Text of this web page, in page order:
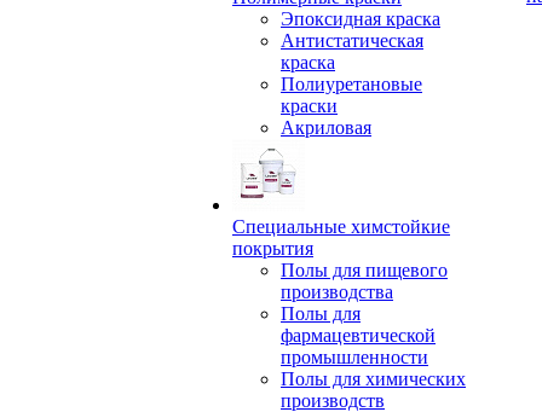
Эпоксидная краска
Антистатическая
краска
Полиуретановые
краски
Акриловая
Специальные химстойкие
покрытия
Полы для пищевого
производства
Полы для
фармацевтической
промышленности
Полы для химических
производств